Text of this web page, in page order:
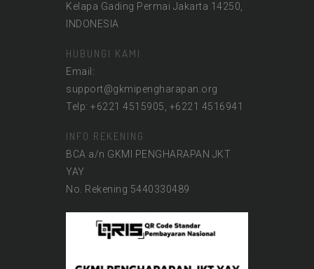
Kelapa Gading Permai Jakarta 14250,
INDONESIA
HUBUNGI KAMI
Email:
support@gkmipengharapan.org
Telp: +6221 4515905, +6221 4516941
INFO REKENING
BCA a/n GKMI PENGHARAPAN JKT
YAY
No. Rekening 5440330489